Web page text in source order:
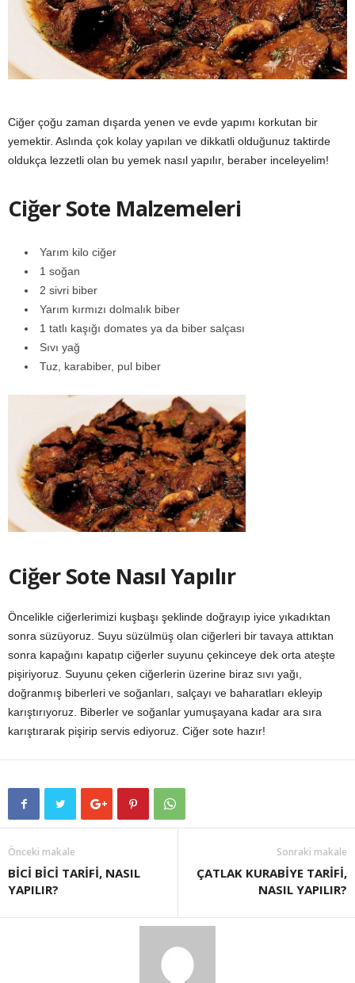
Ciğer çoğu zaman dışarda yenen ve evde yapımı korkutan bir
yemektir. Aslında çok kolay yapılan ve dikkatli olduğunuz taktirde
oldukça lezzetli olan bu yemek nasıl yapılır, beraber inceleyelim!
Ciğer Sote Malzemeleri
Yarım kilo ciğer
1 soğan
2 sivri biber
Yarım kırmızı dolmalık biber
1 tatlı kaşığı domates ya da biber salçası
Sıvı yağ
Tuz, karabiber, pul biber
Ciğer Sote Nasıl Yapılır
Öncelikle ciğerlerimizi kuşbaşı şeklinde doğrayıp iyice yıkadıktan
sonra süzüyoruz. Suyu süzülmüş olan ciğerleri bir tavaya attıktan
sonra kapağını kapatıp ciğerler suyunu çekinceye dek orta ateşte
pişiriyoruz. Suyunu çeken ciğerlerin üzerine biraz sıvı yağı,
doğranmış biberleri ve soğanları, salçayı ve baharatları ekleyip
karıştırıyoruz. Biberler ve soğanlar yumuşayana kadar ara sıra
karıştırarak pişirip servis ediyoruz. Ciğer sote hazır!
Önceki makale
BİCİ BİCİ TARİFİ, NASIL
YAPILIR?
Sonraki makale
ÇATLAK KURABİYE TARİFİ,
NASIL YAPILIR?